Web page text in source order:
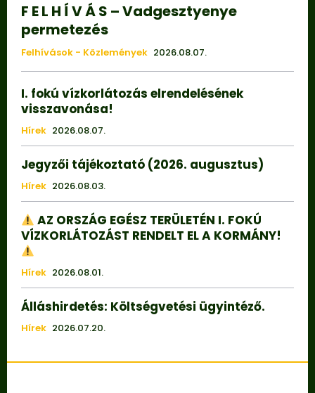
F E L H Í V Á S – Vadgesztyenye
permetezés
Felhívások - Közlemények 2026.08.07.
I. fokú vízkorlátozás elrendelésének
visszavonása!
Hírek 2026.08.07.
Jegyzői tájékoztató (2026. augusztus)
Hírek 2026.08.03.
AZ ORSZÁG EGÉSZ TERÜLETÉN I. FOKÚ
VÍZKORLÁTOZÁST RENDELT EL A KORMÁNY!
Hírek 2026.08.01.
Álláshirdetés: Költségvetési ügyintéző.
Hírek 2026.07.20.